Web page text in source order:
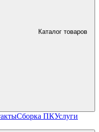
Каталог товаров
Сборка ПКУслуги